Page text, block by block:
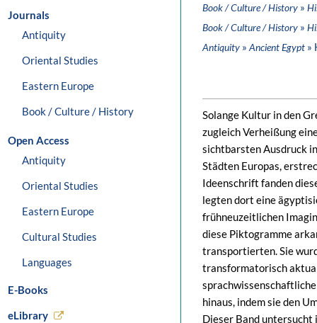
Journals
Antiquity
Oriental Studies
Eastern Europe
Book / Culture / History
Open Access
Antiquity
Oriental Studies
Eastern Europe
Cultural Studies
Languages
E-Books
eLibrary
Book / Culture / History »
Book / Culture / History »
Antiquity » Ancient Egypt »
Solange Kultur in den
zugleich Verheißung
sichtbarsten Ausdruck
Städten Europas,
Ideenschrift fanden
legten dort eine
frühneuzeitlichen
diese Piktogramme
transportierten. Sie
transformatorisch
hinaus, indem sie den
Dieser Band untersucht